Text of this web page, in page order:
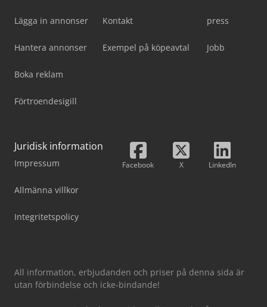
Lägga in annonser
Hantera annonser
Boka reklam
Förtroendesigill
Kontakt
Exempel på köpeavtal
press
Jobb
Juridisk information
Impressum
Allmänna villkor
Integritetspolicy
Facebook X LinkedIn
All information, erbjudanden och priser på denna sida är
utan förbindelse och icke-bindande!